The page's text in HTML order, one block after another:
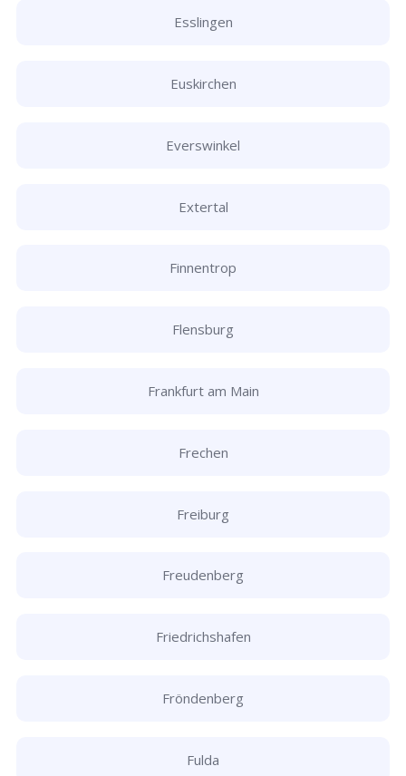
Esslingen
Euskirchen
Everswinkel
Extertal
Finnentrop
Flensburg
Frankfurt am Main
Frechen
Freiburg
Freudenberg
Friedrichshafen
Fröndenberg
Fulda